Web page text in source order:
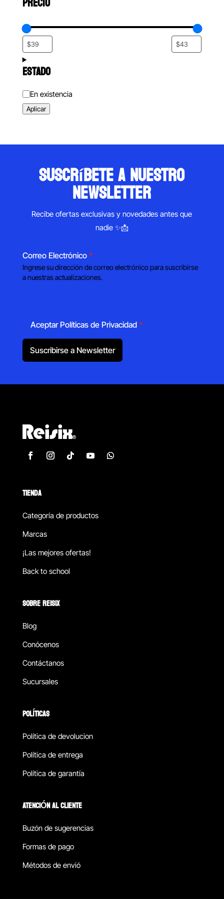
ESTADO
Estado
En existencia
Aplicar
suscríbete a nuestro
newsletter
Recibe ofertas exclusivas y novedades antes que
nadie ✨📩
Correo Electrónico *
Ingrese su dirección de correo electrónico para suscribirse
a nuestras actualizaciones.
Aceptar Políticas de Privacidad *
Suscribirse a Newsletter
TIENDA
Categoría de productos
Marcas
¡Las mejores ofertas!
Back to school
SOBRE REISIX
Blog
Conócenos
Contáctanos
Sucursales
POLÍTICAS
Política de devolucion
Política de entrega
Política de garantía
ATENCIÓN AL CLIENTE
Buzón de sugerencias
Formas de pago
Métodos de envió